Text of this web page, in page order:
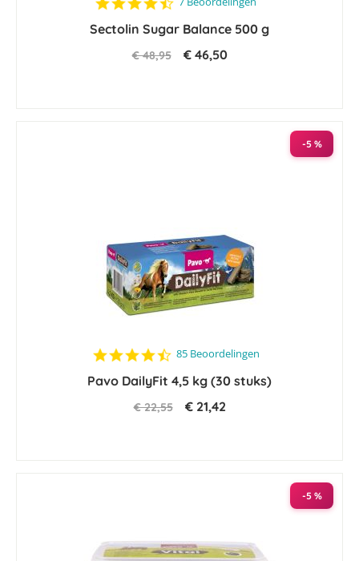
rating
Sectolin Sugar Balance 500 g
€ 48,95 € 46,50
-5 %
4.4
rating
85 Beoordelingen
Pavo DailyFit 4,5 kg (30 stuks)
€ 22,55 € 21,42
-5 %